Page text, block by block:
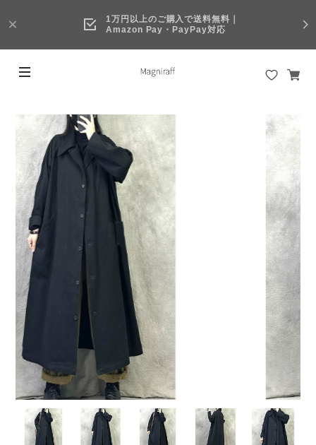
1万円以上のご購入で送料無料｜
Amazon Pay・PayPay対応